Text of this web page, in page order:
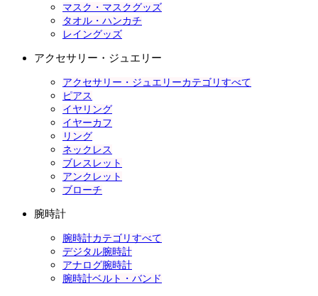
マスク・マスクグッズ
タオル・ハンカチ
レイングッズ
アクセサリー・ジュエリー
アクセサリー・ジュエリーカテゴリすべて
ピアス
イヤリング
イヤーカフ
リング
ネックレス
ブレスレット
アンクレット
ブローチ
腕時計
腕時計カテゴリすべて
デジタル腕時計
アナログ腕時計
腕時計ベルト・バンド